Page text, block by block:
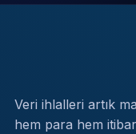
Veri ihlalleri artık
hem para hem